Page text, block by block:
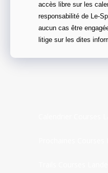
accès libre sur les
responsabilité de Le-
aucun cas être
litige sur les dites